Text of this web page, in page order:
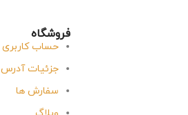
فروشگاه
حساب کاربری
جزئیات آدرس
سفارش ها